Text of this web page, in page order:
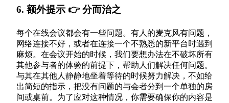
6. 额外提示 👉 分而治之
每个在线会议都会有一些问题。有人的麦克风有问题，
网络连接不好，或者在连接一个不熟悉的新平台时遇到
麻烦。在会议开始的时候，我们要想办法在不破坏所有
其他参与者的体验的前提下，帮助人们解决任何问题。
与其在其他人静静地坐着等待的时候努力解决，不如给
出简短的指示，把没有问题的与会者分到一个单独的房
间或桌前。为了应对这种情况，你需要确保你的内容是